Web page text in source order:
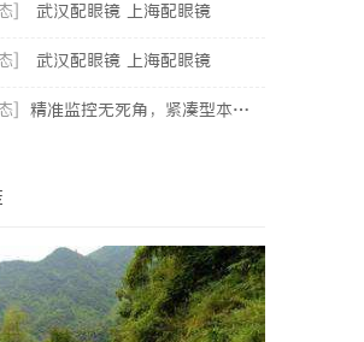
] 武汉配眼镜 上海配眼镜
] 武汉配眼镜 上海配眼镜
] 精准监控无死角，紧凑型本安球机赋能安全管理